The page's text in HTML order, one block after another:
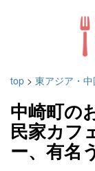
top > 東アジア・
中崎町の
民家カフ
ー、有名